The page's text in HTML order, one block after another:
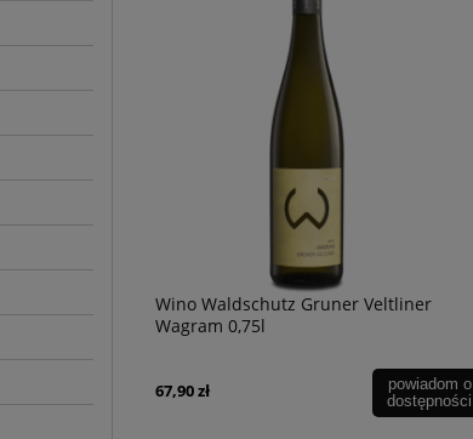
Wino Waldschutz Gruner Veltliner
Wagram 0,75l
67,90 zł
powiadom o
dostępności